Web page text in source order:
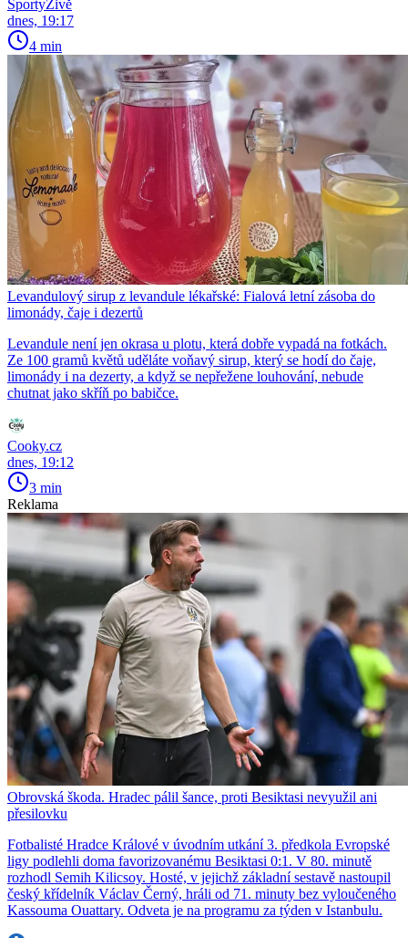
SportyŽivě
dnes, 19:17
4 min
Levandulový sirup z levandule lékařské: Fialová letní zásoba do
limonády, čaje i dezertů
Levandule není jen okrasa u plotu, která dobře vypadá na fotkách.
Ze 100 gramů květů uděláte voňavý sirup, který se hodí do čaje,
limonády i na dezerty, a když se nepřežene louhování, nebude
chutnat jako skříň po babičce.
Cooky.cz
dnes, 19:12
3 min
Reklama
Obrovská škoda. Hradec pálil šance, proti Besiktasi nevyužil ani
přesilovku
Fotbalisté Hradce Králové v úvodním utkání 3. předkola Evropské
ligy podlehli doma favorizovanému Besiktasi 0:1. V 80. minutě
rozhodl Semih Kilicsoy. Hosté, v jejichž základní sestavě nastoupil
český křídelník Václav Černý, hráli od 71. minuty bez vyloučeného
Kassouma Ouattary. Odveta je na programu za týden v Istanbulu.